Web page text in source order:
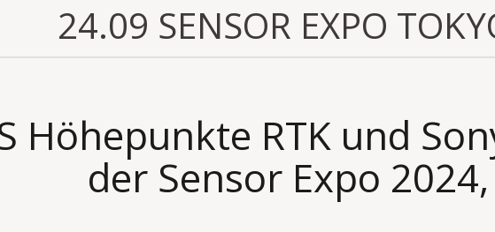
24.09 SENSOR EXPO
Höhepunkte RTK und
der Sensor Expo